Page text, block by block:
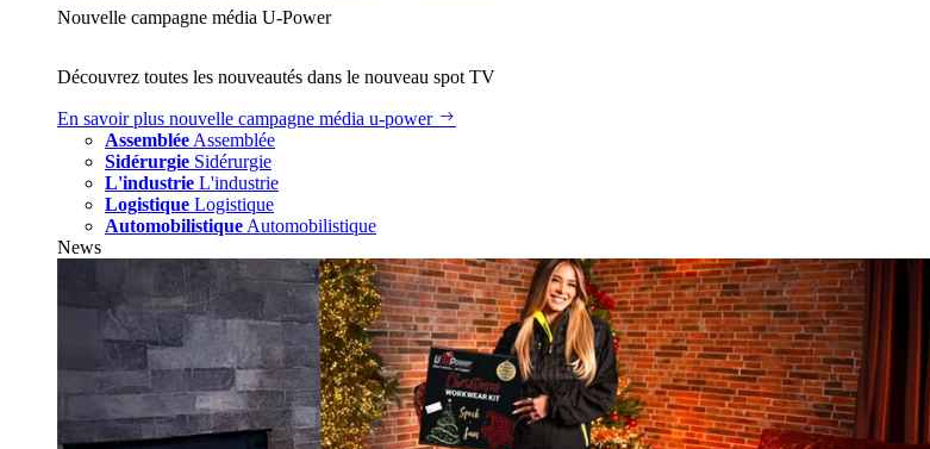
Nouvelle campagne média U‑Power
Découvrez toutes les nouveautés dans le nouveau spot TV
En savoir plus nouvelle campagne média u‑power
Assemblée Assemblée
Sidérurgie Sidérurgie
L'industrie L'industrie
Logistique Logistique
Automobilistique Automobilistique
News